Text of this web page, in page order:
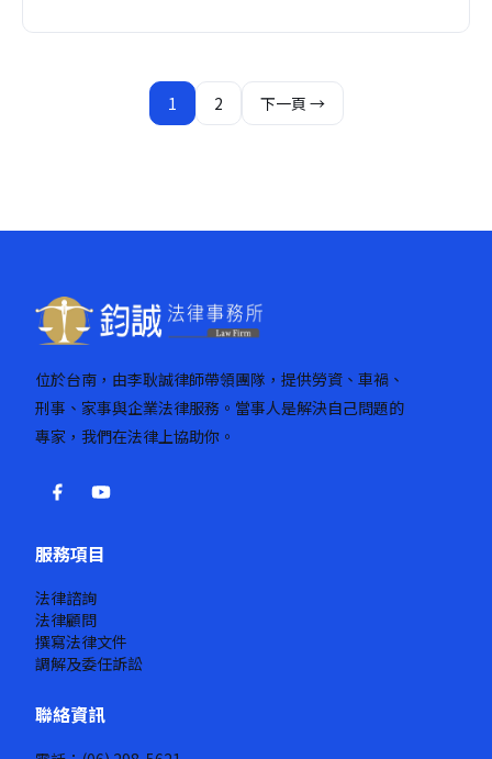
1 2 下一頁 →
位於台南，由李耿誠律師帶領團隊，提供勞資、車禍、
刑事、家事與企業法律服務。當事人是解決自己問題的
專家，我們在法律上協助你。
服務項目
法律諮詢
法律顧問
撰寫法律文件
調解及委任訴訟
聯絡資訊